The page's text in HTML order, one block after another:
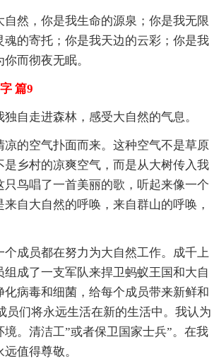
自然，你是我生命的源泉；你是我无限
魂的寄托；你是我天边的云彩；你是我
而彻夜无眠。
篇9
自走进森林，感受大自然的气息。
凉的空气扑面而来。这种空气不是草原
是乡村的凉爽空气，而是从大树传入我
只鸟唱了一首美丽的歌，听起来像一个
自大自然的呼唤，来自群山的呼唤，
个成员都在努力为大自然工作。成千上
组成了一支军队来捍卫蚂蚁王国和大自
化病毒和细菌，给每个成员带来新鲜和
员们将永远生活在新的生活中。我认为
境。清洁工”或者保卫国家士兵”。在我
值得尊敬。